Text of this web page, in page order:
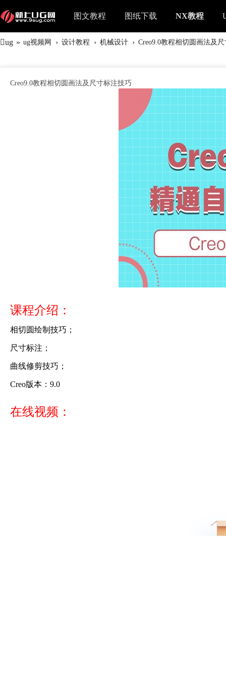
图文教程 图纸下载 NX教程
ug » ug视频网 › 设计教程 › 机械设计 › Creo9.0教程相切圆画法及
Creo9.0教程相切圆画法及尺寸标注技巧
课程介绍：
相切圆绘制技巧；
尺寸标注；
曲线修剪技巧；
Creo版本：9.0
在线视频：